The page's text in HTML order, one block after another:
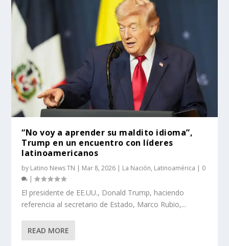
“No voy a aprender su maldito idioma”,
Trump en un encuentro con líderes
latinoamericanos
by Latino News TN | Mar 8, 2026 | La Nación, Latinoamérica | 0
|
El presidente de EE.UU., Donald Trump, haciendo
referencia al secretario de Estado, Marco Rubio,...
READ MORE